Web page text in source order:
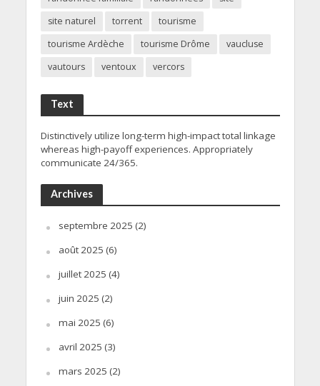
site naturel
torrent
tourisme
tourisme Ardèche
tourisme Drôme
vaucluse
vautours
ventoux vercors
Text
Distinctively utilize long-term high-impact total linkage
whereas high-payoff experiences. Appropriately
communicate 24/365.
Archives
septembre 2025 (2)
août 2025 (6)
juillet 2025 (4)
juin 2025 (2)
mai 2025 (6)
avril 2025 (3)
mars 2025 (2)